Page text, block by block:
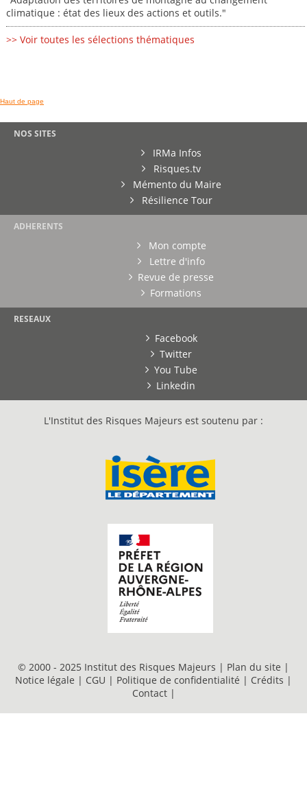
climatique : état des lieux des actions et outils."
>> Voir toutes les sélections thématiques
Haut de page
NOS SITES
IRMa Infos
Risques.tv
Mémento du Maire
Résilience Tour
ADHERENTS
Mon compte
Lettre d'info
Revue de presse
Formations
RESEAUX
Facebook
Twitter
You Tube
Linkedin
L'Institut des Risques Majeurs est soutenu par :
© 2000 - 2025 Institut des Risques Majeurs | Plan du site |
Notice légale | CGU | Politique de confidentialité | Crédits |
Contact |